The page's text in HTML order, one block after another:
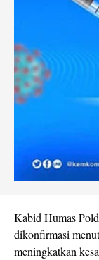
Kabid Humas
dikonfirmasi
meningkatkan